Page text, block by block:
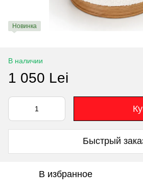
Новинка
В наличии
1 050 Lei
Быстрый
В избранное